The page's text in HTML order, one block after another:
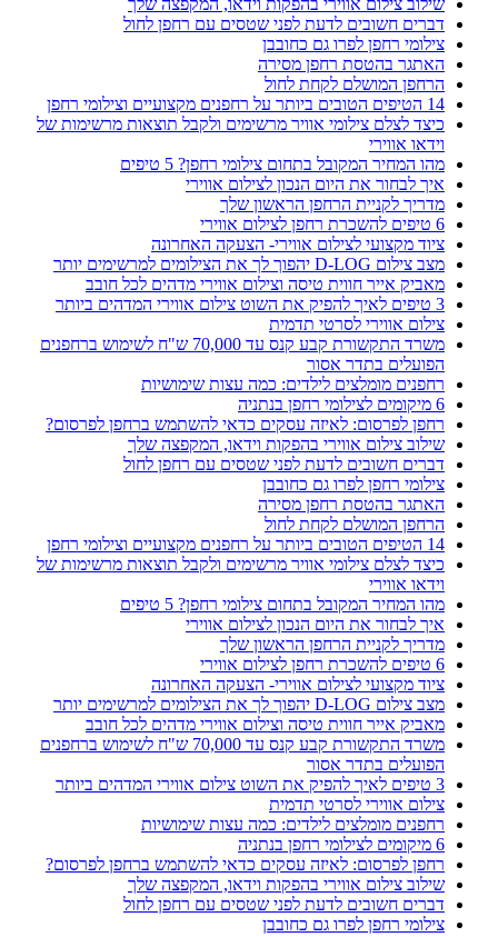
שילוב צילום אווירי בהפקות וידאו, המקפצה שלך
דברים חשובים לדעת לפני שטסים עם רחפן לחול
צילומי רחפן לפרו גם כחובבן
האתגר בהטסת רחפן מסירה
הרחפן המושלם לקחת לחול
14 הטיפים הטובים ביותר על רחפנים מקצועיים וצילומי רחפן
כיצד לצלם צילומי אוויר מרשימים ולקבל תוצאות מרשימות של
וידאו אווירי
מהו המחיר המקובל בתחום צילומי רחפן? 5 טיפים
איך לבחור את היום הנכון לצילום אווירי
מדריך לקניית הרחפן הראשון שלך
6 טיפים להשכרת רחפן לצילום אווירי
ציוד מקצועי לצילום אווירי- הצעקה האחרונה
מצב צילום D-LOG יהפוך לך את הצילומים למרשימים יותר
מאביק אייר חווית טיסה וצילום אווירי מדהים לכל חובב
3 טיפים לאיך להפיק את השוט צילום אווירי המדהים ביותר
צילום אווירי לסרטי תדמית
משרד התקשורת קבע קנס עד 70,000 ש"ח לשימוש ברחפנים
הפועלים בתדר אסור
רחפנים מומלצים לילדים: כמה עצות שימושיות
6 מיקומים לצילומי רחפן בנתניה
רחפן לפרסום: לאיזה עסקים כדאי להשתמש ברחפן לפרסום?
שילוב צילום אווירי בהפקות וידאו, המקפצה שלך
דברים חשובים לדעת לפני שטסים עם רחפן לחול
צילומי רחפן לפרו גם כחובבן
האתגר בהטסת רחפן מסירה
הרחפן המושלם לקחת לחול
14 הטיפים הטובים ביותר על רחפנים מקצועיים וצילומי רחפן
כיצד לצלם צילומי אוויר מרשימים ולקבל תוצאות מרשימות של
וידאו אווירי
מהו המחיר המקובל בתחום צילומי רחפן? 5 טיפים
איך לבחור את היום הנכון לצילום אווירי
מדריך לקניית הרחפן הראשון שלך
6 טיפים להשכרת רחפן לצילום אווירי
ציוד מקצועי לצילום אווירי- הצעקה האחרונה
מצב צילום D-LOG יהפוך לך את הצילומים למרשימים יותר
מאביק אייר חווית טיסה וצילום אווירי מדהים לכל חובב
משרד התקשורת קבע קנס עד 70,000 ש"ח לשימוש ברחפנים
הפועלים בתדר אסור
3 טיפים לאיך להפיק את השוט צילום אווירי המדהים ביותר
צילום אווירי לסרטי תדמית
רחפנים מומלצים לילדים: כמה עצות שימושיות
6 מיקומים לצילומי רחפן בנתניה
רחפן לפרסום: לאיזה עסקים כדאי להשתמש ברחפן לפרסום?
שילוב צילום אווירי בהפקות וידאו, המקפצה שלך
דברים חשובים לדעת לפני שטסים עם רחפן לחול
צילומי רחפן לפרו גם כחובבן